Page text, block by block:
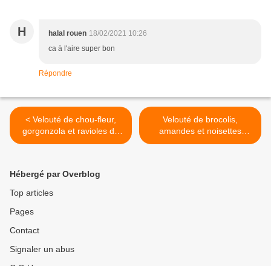
H halal rouen 18/02/2021 10:26
ca à l'aire super bon
Répondre
< Velouté de chou-fleur,
gorgonzola et ravioles du
Dauphiné
Velouté de brocolis,
amandes et noisettes
grillées >
Hébergé par Overblog
Top articles
Pages
Contact
Signaler un abus